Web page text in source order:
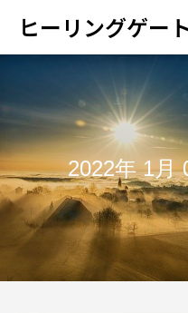
ヒーリングゲート
2022年 1月